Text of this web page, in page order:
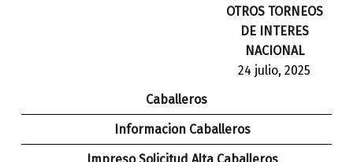
OTROS TORNEOS
DE INTERES
NACIONAL
24 julio, 2025
Caballeros
Informacion Caballeros